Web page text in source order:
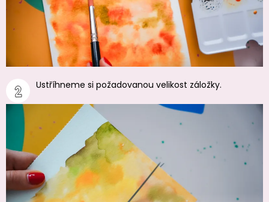
Ustříhneme si požadovanou velikost záložky.